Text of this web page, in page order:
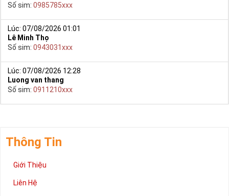
sim Mobifone gói TK159 sim số đẹp gọi ngay vào
Hotline:0981.63.63.63 để đặt mua sim, hoặc có thể đến trực
tiếp địa chỉ Cty để nhận sim.
Số sim: 0985785xxx
Lúc: 07/08/2026 01:01
Lê Minh Thọ
Số sim: 0943031xxx
Lúc: 07/08/2026 12:28
Luong van thang
Số sim: 0911210xxx
Thông Tin
Giới Thiệu
Liên Hệ